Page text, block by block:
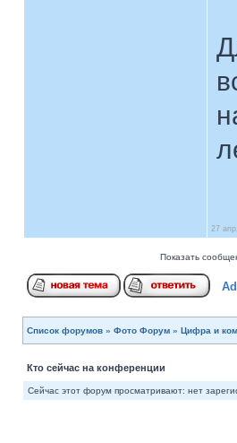
27
Показать
Список форумов » Фото Форум » Цифра и
Кто сейчас на конференции
Сейчас этот форум просматривают: нет